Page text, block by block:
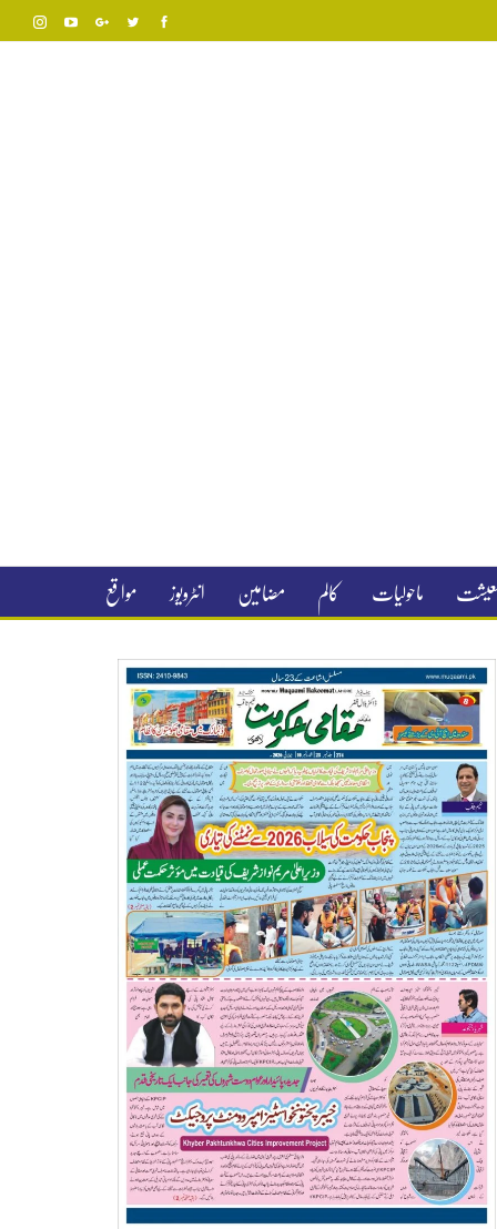
معیشت ماحولیات کالم مضامین انٹرویوز مواقع